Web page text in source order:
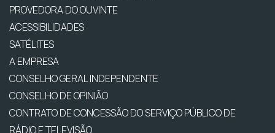
PROVEDORA DO OUVINTE
ACESSIBILIDADES
SATÉLITES
A EMPRESA
CONSELHO GERAL INDEPENDENTE
CONSELHO DE OPINIÃO
CONTRATO DE CONCESSÃO DO SERVIÇO PÚBLICO DE
RÁDIO E TELEVISÃO